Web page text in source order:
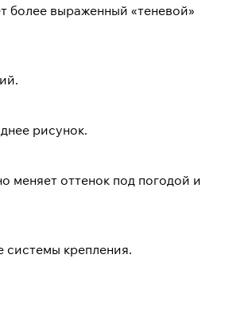
выраженный «теневой»
рисунок.
меняет оттенок под погодой и
системы крепления.